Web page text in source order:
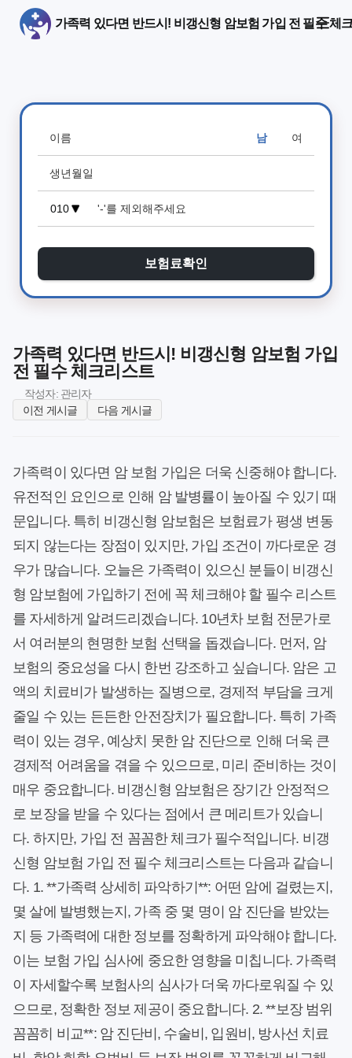
가족력 있다면 반드시! 비갱신형 암보험 가입 전 필수 체
남 여
보험료확인
가족력 있다면 반드시! 비갱신형 암보험 가입
전 필수 체크리스트
작성자: 관리자
이전 게시글
다음 게시글
가족력이 있다면 암 보험 가입은 더욱 신중해야 합니다.
유전적인 요인으로 인해 암 발병률이 높아질 수 있기 때
문입니다. 특히 비갱신형 암보험은 보험료가 평생 변동
되지 않는다는 장점이 있지만, 가입 조건이 까다로운 경
우가 많습니다. 오늘은 가족력이 있으신 분들이 비갱신
형 암보험에 가입하기 전에 꼭 체크해야 할 필수 리스트
를 자세하게 알려드리겠습니다. 10년차 보험 전문가로
서 여러분의 현명한 보험 선택을 돕겠습니다. 먼저, 암
보험의 중요성을 다시 한번 강조하고 싶습니다. 암은 고
액의 치료비가 발생하는 질병으로, 경제적 부담을 크게
줄일 수 있는 든든한 안전장치가 필요합니다. 특히 가족
력이 있는 경우, 예상치 못한 암 진단으로 인해 더욱 큰
경제적 어려움을 겪을 수 있으므로, 미리 준비하는 것이
매우 중요합니다. 비갱신형 암보험은 장기간 안정적으
로 보장을 받을 수 있다는 점에서 큰 메리트가 있습니
다. 하지만, 가입 전 꼼꼼한 체크가 필수적입니다. 비갱
신형 암보험 가입 전 필수 체크리스트는 다음과 같습니
다. 1. **가족력 상세히 파악하기**: 어떤 암에 걸렸는지,
몇 살에 발병했는지, 가족 중 몇 명이 암 진단을 받았는
지 등 가족력에 대한 정보를 정확하게 파악해야 합니다.
이는 보험 가입 심사에 중요한 영향을 미칩니다. 가족력
이 자세할수록 보험사의 심사가 더욱 까다로워질 수 있
으므로, 정확한 정보 제공이 중요합니다. 2. **보장 범위
꼼꼼히 비교**: 암 진단비, 수술비, 입원비, 방사선 치료